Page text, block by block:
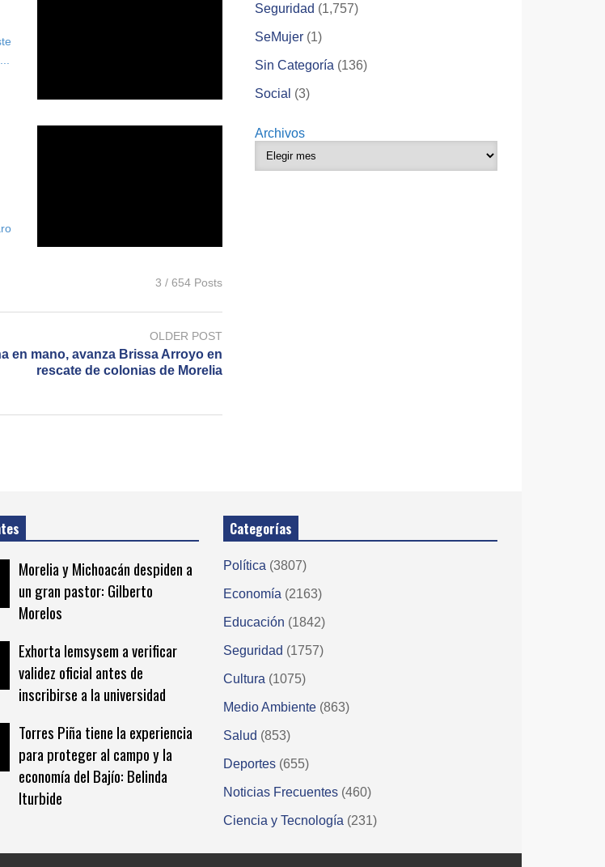
3 / 654 Posts
OLDER POST
en mano, avanza Brissa Arroyo en
rescate de colonias de Morelia
Seguridad (1,757)
SeMujer (1)
Sin Categoría (136)
Social (3)
Archivos
Morelia y Michoacán despiden a
un gran pastor: Gilberto
Morelos
Exhorta Iemsysem a verificar
validez oficial antes de
inscribirse a la universidad
Torres Piña tiene la experiencia
para proteger al campo y la
economía del Bajío: Belinda
Iturbide
Categorías
Política (3807)
Economía (2163)
Educación (1842)
Seguridad (1757)
Cultura (1075)
Medio Ambiente (863)
Salud (853)
Deportes (655)
Noticias Frecuentes (460)
Ciencia y Tecnología (231)